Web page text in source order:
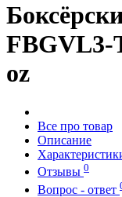
FBGVL3-
oz
Все про товар
Описание
Отзывы 0
Вопрос - ответ